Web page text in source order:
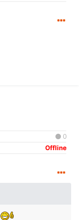
0
Offline